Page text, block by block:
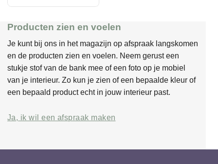
Producten zien en voelen
Je kunt bij ons in het magazijn op afspraak langskomen
en de producten zien en voelen. Neem gerust een
stukje stof van de bank mee of een foto op je mobiel
van je interieur. Zo kun je zien of een bepaalde kleur of
een bepaald product echt in jouw interieur past.
Ja, ik wil een afspraak maken